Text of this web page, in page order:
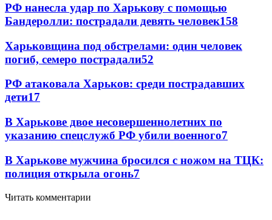
РФ нанесла удар по Харькову с помощью
Бандеролли: пострадали девять человек158
Харьковщина под обстрелами: один человек
погиб, семеро пострадали52
РФ атаковала Харьков: среди пострадавших
дети17
В Харькове двое несовершеннолетних по
указанию спецслужб РФ убили военного7
В Харькове мужчина бросился с ножом на ТЦК:
полиция открыла огонь7
Читать комментарии